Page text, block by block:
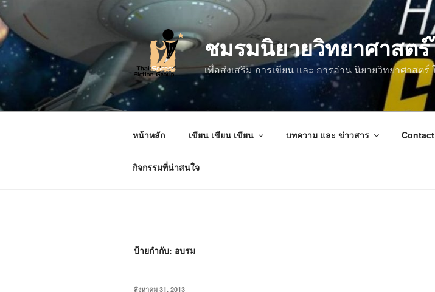
ข้าม
ไป
ยัง
บทความ
ชมรมนิยายวิทยาศาสต
เพื่อส่งเสริม การเขียน และ การอ่าน นิยายวิทยาศาสตร์
หน้าหลัก เขียน เขียน เขียน บทความ และ ข่าวสาร
กิจกรรมที่น่าสนใจ
ป้ายกำกับ: อบรม
เขียน
สิงหาคม 31, 2013